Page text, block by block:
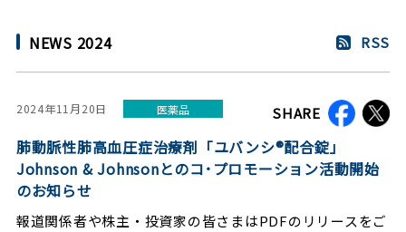
NEWS 2024 RSS
2024年11月20日 医薬品 SHARE
肺動脈性肺高血圧症治療剤「ユバンシ®配合錠」
Johnson & Johnsonとのコ･プロモーション活動開始
のお知らせ
報道関係者や株主・投資家の皆さまはPDFのリリースをご